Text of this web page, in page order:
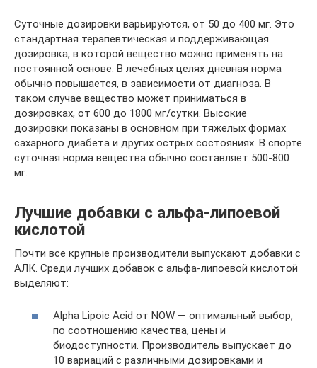
Суточные дозировки варьируются, от 50 до 400 мг. Это
стандартная терапевтическая и поддерживающая
дозировка, в которой вещество можно применять на
постоянной основе. В лечебных целях дневная норма
обычно повышается, в зависимости от диагноза. В
таком случае вещество может приниматься в
дозировках, от 600 до 1800 мг/сутки. Высокие
дозировки показаны в основном при тяжелых формах
сахарного диабета и других острых состояниях. В спорте
суточная норма вещества обычно составляет 500-800
мг.
Лучшие добавки с альфа-липоевой
кислотой
Почти все крупные производители выпускают добавки с
АЛК. Среди лучших добавок с альфа-липоевой кислотой
выделяют:
Alpha Lipoic Acid от NOW — оптимальный выбор,
по соотношению качества, цены и
биодоступности. Производитель выпускает до
10 вариаций с различными дозировками и